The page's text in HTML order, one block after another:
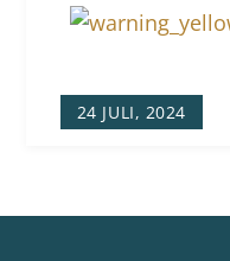
24 JULI, 2024